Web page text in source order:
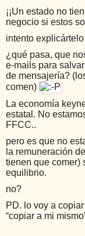
¡¡Un estado no
negocio si estos
intento
¿qué pasa, que
e-mails para
de mensajería?
comen)
La economía
estatal. No
FFCC..
pero es que no
la remuneración
tienen que comer)
equilibrio.
no?
PD. lo voy a
“copiar a mi